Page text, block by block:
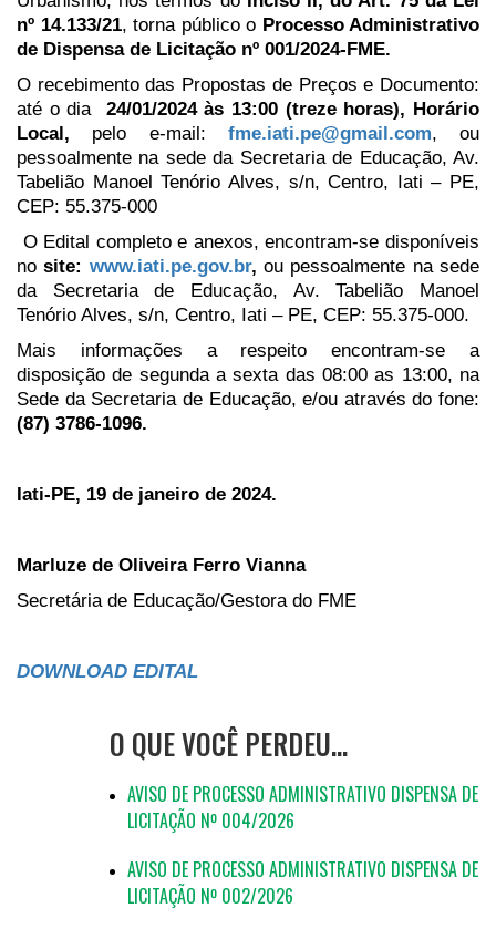
nº 14.133/21, torna público o Processo Administrativo
de Dispensa de Licitação nº 001/2024-FME.
O recebimento das Propostas de Preços e Documento:
até o dia 24/01/2024às 13:00 (treze horas), Horário
Local, pelo e-mail: fme.iati.pe@gmail.com, ou
pessoalmente na sede da Secretaria de Educação, Av.
Tabelião Manoel Tenório Alves, s/n, Centro, Iati – PE,
CEP: 55.375-000
O Edital completo e anexos, encontram-se disponíveis
no site: www.iati.pe.gov.br,ou pessoalmente na sede
da Secretaria de Educação, Av. Tabelião Manoel
Tenório Alves, s/n, Centro, Iati – PE, CEP: 55.375-000.
Mais informações a respeito encontram-se a
disposição de segunda a sexta das 08:00 as 13:00, na
Sede da Secretaria de Educação, e/ou através do fone:
(87) 3786-1096.
Iati-PE, 19 de janeiro de 2024.
Marluze de Oliveira Ferro Vianna
Secretária de Educação/Gestora do FME
DOWNLOAD EDITAL
O QUE VOCÊ PERDEU…
AVISO DE PROCESSO ADMINISTRATIVO DISPENSA DE
LICITAÇÃO Nº 004/2026
AVISO DE PROCESSO ADMINISTRATIVO DISPENSA DE
LICITAÇÃO Nº 002/2026